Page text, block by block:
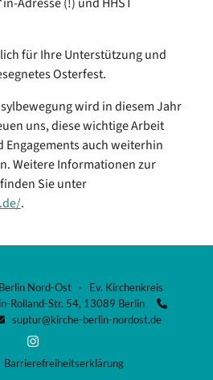
für Ihre Unterstützung und
Osterfest.
wird in diesem Jahr
uns, diese wichtige Arbeit
Engagements auch weiterhin
Weitere Informationen zur
Sie unter
.
Nord-Ost · Ev. Kirchenkreis
Rolland-Str. 54, 13089 Berlin

suptur@kirche-berlin-nordost.de
Barrierefreiheitserklärung